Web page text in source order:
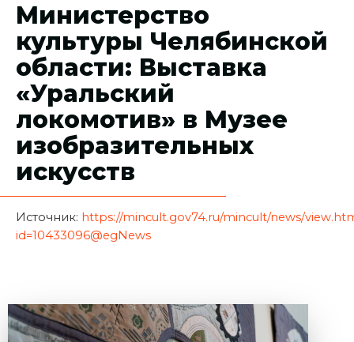
Министерство
культуры Челябинской
области: Выставка
«Уральский
локомотив» в Музее
изобразительных
искусств
Источник: https://mincult.gov74.ru/mincult/news/
id=10433096@egNews